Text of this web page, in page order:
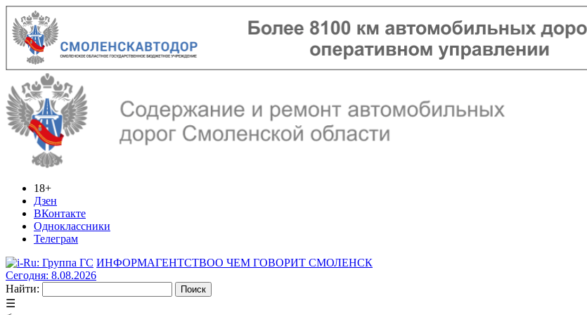
18+
Дзен
ВКонтакте
Одноклассники
Телеграм
ИНФОРМАГЕНТСТВОО ЧЕМ ГОВОРИТ СМОЛЕНСК
Сегодня: 8.08.2026
Найти:
☰